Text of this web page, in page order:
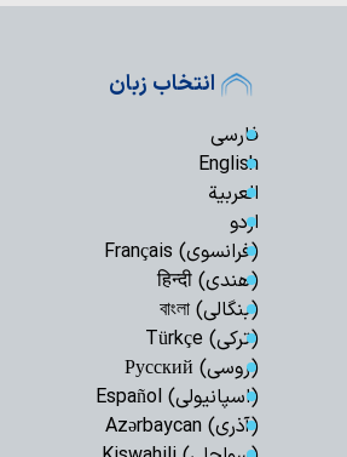
انتخاب زبان
فارسی
English
العربیة
اردو
(فرانسوی) Français
(هندی) हिन्दी
(بنگالی) বাংলা
(ترکی) Türkçe
(روسی) Русский
(اسپانیولی) Español
(آذری) Azərbaycan